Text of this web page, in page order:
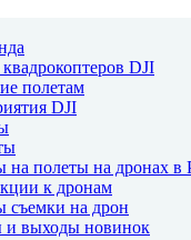
DJI
полетам
DJI
на полеты на дронах в
к дронам
съемки на дрон
и выходы новинок